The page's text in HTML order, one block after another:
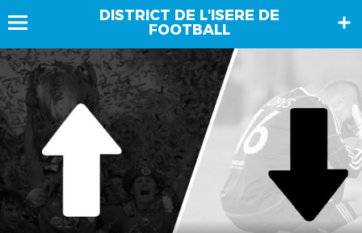
DISTRICT DE L'ISERE DE
FOOTBALL